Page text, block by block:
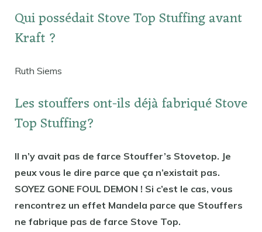
Qui possédait Stove Top Stuffing avant
Kraft ?
Ruth Siems
Les stouffers ont-ils déjà fabriqué Stove
Top Stuffing?
Il n’y avait pas de farce Stouffer’s Stovetop. Je
peux vous le dire parce que ça n’existait pas.
SOYEZ GONE FOUL DEMON ! Si c’est le cas, vous
rencontrez un effet Mandela parce que Stouffers
ne fabrique pas de farce Stove Top.